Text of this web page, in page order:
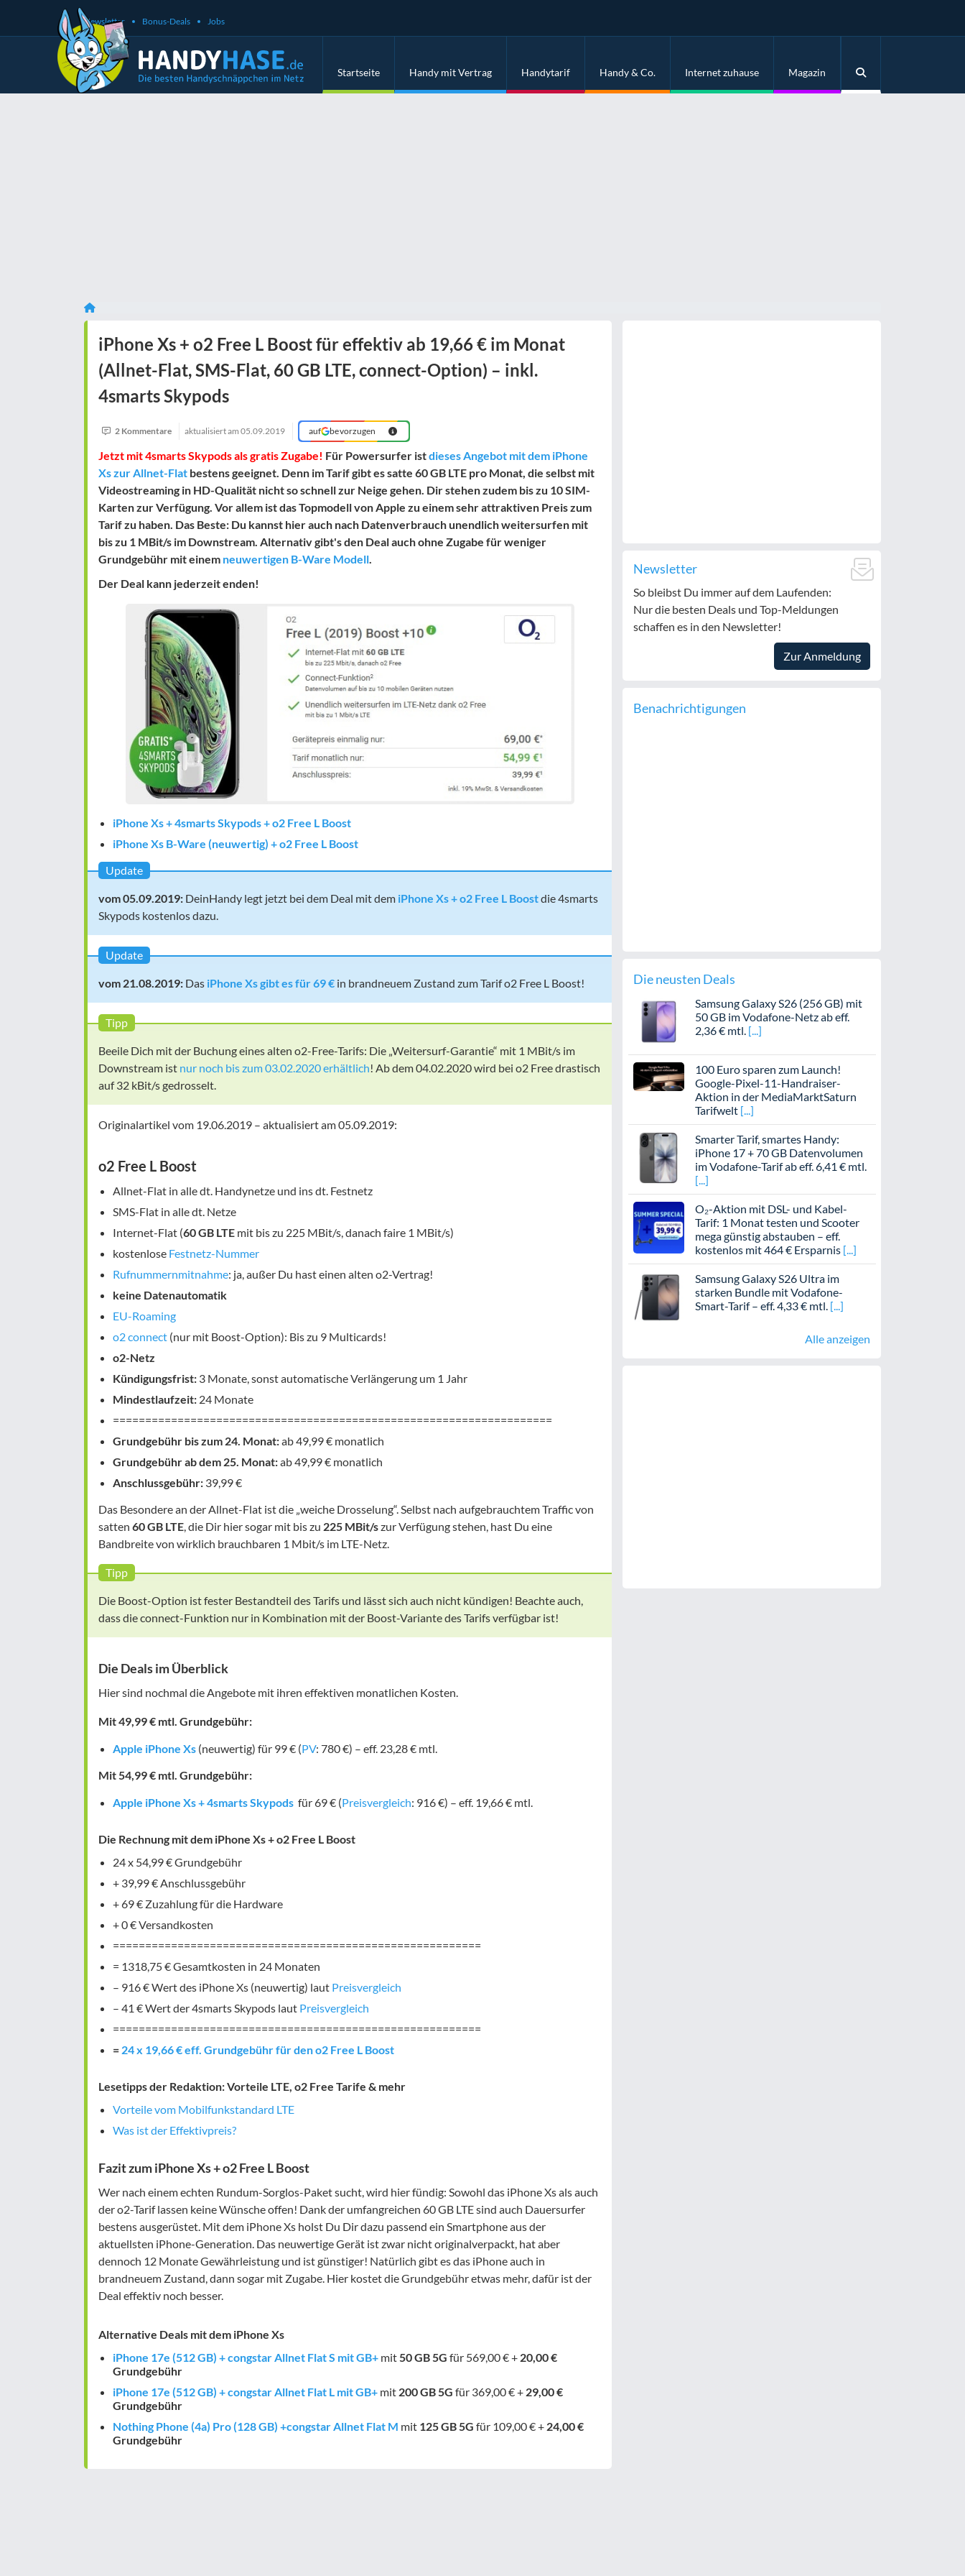
Newsletter Bonus-Deals Jobs
Startseite Handy mit Vertrag Handytarif Handy & Co. Internet zuhause Magazin
iPhone Xs + o2 Free L Boost für effektiv ab 19,66 € im Monat
(Allnet-Flat, SMS-Flat, 60 GB LTE, connect-Option) – inkl.
4smarts Skypods
2 Kommentare aktualisiert am 05.09.2019 auf bevorzugen
Jetzt mit 4smarts Skypods als gratis Zugabe! Für Powersurfer istdieses Angebot mit dem iPhone
Xs zur Allnet-Flat bestens geeignet. Denn im Tarif gibt es satte 60 GB LTE pro Monat, die selbst mit
Videostreaming in HD-Qualität nicht so schnell zur Neige gehen. Dir stehen zudem bis zu 10 SIM-
Karten zur Verfügung. Vor allem ist das Topmodell von Apple zu einem sehr attraktiven Preis zum
Tarif zu haben. Das Beste: Du kannst hier auch nach Datenverbrauch unendlich weitersurfen mit
bis zu 1 MBit/s im Downstream. Alternativ gibt's den Deal auch ohne Zugabe für weniger
Grundgebühr mit einem neuwertigen B-Ware Modell.
Der Deal kann jederzeit enden!
iPhone Xs + 4smarts Skypods + o2 Free L Boost
iPhone Xs B-Ware (neuwertig) + o2 Free L Boost
Update
vom 05.09.2019: DeinHandy legt jetzt bei dem Deal mit dem iPhone Xs + o2 Free L Boostdie 4smarts
Skypods kostenlos dazu.
Update
vom 21.08.2019: Das iPhone Xs gibt es für 69 € in brandneuem Zustand zum Tarif o2 Free L Boost!
Tipp
Beeile Dich mit der Buchung eines alten o2-Free-Tarifs: Die „Weitersurf-Garantie“ mit 1 MBit/s im
Downstream ist nur noch bis zum 03.02.2020 erhältlich! Ab dem 04.02.2020 wird bei o2 Free drastisch
auf 32 kBit/s gedrosselt.
Originalartikel vom 19.06.2019 – aktualisiert am 05.09.2019:
o2 Free L Boost
Allnet-Flat in alle dt. Handynetze und ins dt. Festnetz
SMS-Flat in alle dt. Netze
Internet-Flat (60 GB LTE mit bis zu 225 MBit/s, danach faire 1 MBit/s)
kostenlose Festnetz-Nummer
Rufnummernmitnahme: ja, außer Du hast einen alten o2-Vertrag!
keine Datenautomatik
EU-Roaming
o2 connect (nur mit Boost-Option): Bis zu 9 Multicards!
o2-Netz
Kündigungsfrist: 3 Monate, sonst automatische Verlängerung um 1 Jahr
Mindestlaufzeit: 24 Monate
====================================================================
Grundgebühr bis zum 24. Monat:ab 49,99 € monatlich
Grundgebühr ab dem 25. Monat:ab 49,99 € monatlich
Anschlussgebühr: 39,99 €
Das Besondere an der Allnet-Flat ist die „weiche Drosselung“. Selbst nach aufgebrauchtem Traffic von
satten 60 GB LTE, die Dir hier sogar mit bis zu 225 MBit/szur Verfügung stehen, hast Du eine
Bandbreite von wirklich brauchbaren 1 Mbit/s im LTE-Netz.
Tipp
Die Boost-Option ist fester Bestandteil des Tarifs und lässt sich auch nicht kündigen! Beachte auch,
dass die connect-Funktion nur in Kombination mit der Boost-Variante des Tarifs verfügbar ist!
Die Deals im Überblick
Hier sind nochmal die Angebote mit ihren effektiven monatlichen Kosten.
Mit 49,99 € mtl. Grundgebühr:
Apple iPhone Xs (neuwertig) für 99 € (PV: 780 €) – eff. 23,28 € mtl.
Mit 54,99 € mtl. Grundgebühr:
Apple iPhone Xs + 4smarts Skypods für 69 € (Preisvergleich: 916 €) – eff. 19,66 € mtl.
Die Rechnung mit dem iPhone Xs + o2 Free L Boost
24 x 54,99 € Grundgebühr
+ 39,99 € Anschlussgebühr
+ 69 € Zuzahlung für die Hardware
+ 0 € Versandkosten
=========================================================
= 1318,75 € Gesamtkosten in 24 Monaten
– 916 € Wert des iPhone Xs (neuwertig) laut Preisvergleich
– 41 € Wert der 4smarts Skypods laut Preisvergleich
=========================================================
= 24 x 19,66 € eff. Grundgebühr für den o2 Free L Boost
Lesetipps der Redaktion: Vorteile LTE, o2 Free Tarife & mehr
Vorteile vom Mobilfunkstandard LTE
Was ist der Effektivpreis?
Fazit zum iPhone Xs + o2 Free L Boost
Wer nach einem echten Rundum-Sorglos-Paket sucht, wird hier fündig: Sowohl das iPhone Xs als auch
der o2-Tarif lassen keine Wünsche offen! Dank der umfangreichen 60 GB LTE sind auch Dauersurfer
bestens ausgerüstet. Mit dem iPhone Xs holst Du Dir dazu passend ein Smartphone aus der
aktuellsten iPhone-Generation. Das neuwertige Gerät ist zwar nicht originalverpackt, hat aber
dennoch 12 Monate Gewährleistung und ist günstiger! Natürlich gibt es das iPhone auch in
brandneuem Zustand, dann sogar mit Zugabe. Hier kostet die Grundgebühr etwas mehr, dafür ist der
Deal effektiv noch besser.
Alternative Deals mit dem iPhone Xs
iPhone 17e (512 GB) + congstar Allnet Flat S mit GB+ mit50 GB5G für 569,00 € + 20,00 €
Grundgebühr
iPhone 17e (512 GB) + congstar Allnet Flat L mit GB+ mit 200 GB5G für 369,00 € + 29,00 €
Grundgebühr
Nothing Phone (4a) Pro (128 GB) +congstar Allnet Flat M mit 125 GB5G für 109,00 € + 24,00 €
Grundgebühr
Newsletter
So bleibst Du immer auf dem Laufenden:
Nur die besten Deals und Top-Meldungen
schaffen es in den Newsletter!
Zur Anmeldung
Benachrichtigungen
Die neusten Deals
Samsung Galaxy S26 (256 GB) mit
50 GB im Vodafone-Netz ab eff.
2,36 € mtl.
100 Euro sparen zum Launch!
Google-Pixel-11-Handraiser-
Aktion in der MediaMarktSaturn
Tarifwelt
Smarter Tarif, smartes Handy:
iPhone 17 + 70 GB Datenvolumen
im Vodafone-Tarif ab eff. 6,41 € mtl.
O₂-Aktion mit DSL- und Kabel-
Tarif: 1 Monat testen und Scooter
mega günstig abstauben – eff.
kostenlos mit 464 € Ersparnis
Samsung Galaxy S26 Ultra im
starken Bundle mit Vodafone-
Smart-Tarif – eff. 4,33 € mtl.
Alle anzeigen